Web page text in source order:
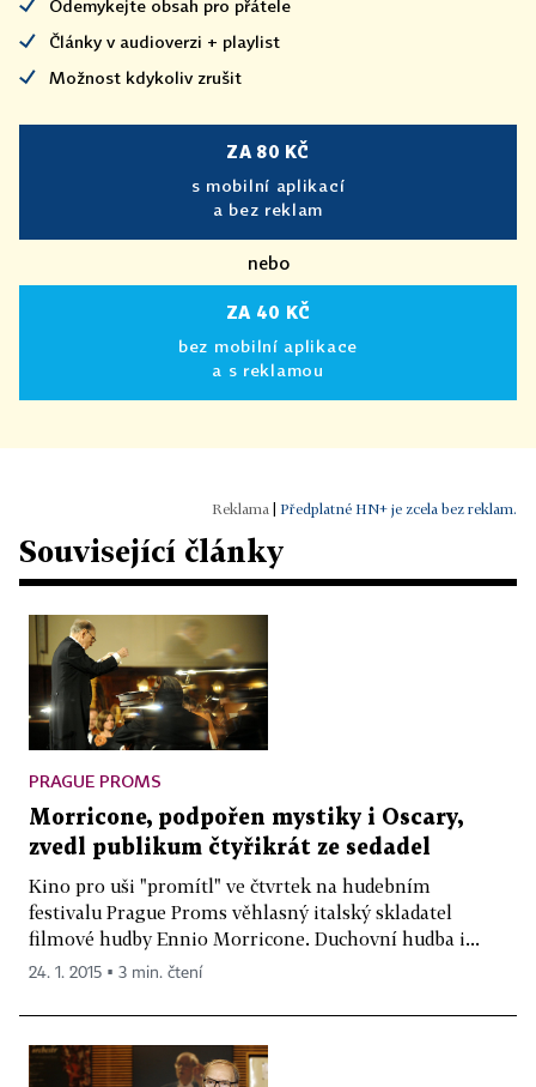
Odemykejte obsah pro přátele
Články v audioverzi + playlist
Možnost kdykoliv zrušit
ZA 80 KČ
s mobilní aplikací
a bez reklam
nebo
ZA 40 KČ
bez mobilní aplikace
a s reklamou
Předplatné HN+ je zcela bez reklam.
Související články
PRAGUE PROMS
Morricone, podpořen mystiky i Oscary,
zvedl publikum čtyřikrát ze sedadel
Kino pro uši "promítl" ve čtvrtek na hudebním
festivalu Prague Proms věhlasný italský skladatel
filmové hudby Ennio Morricone. Duchovní hudba i...
24. 1. 2015 ▪ 3 min. čtení